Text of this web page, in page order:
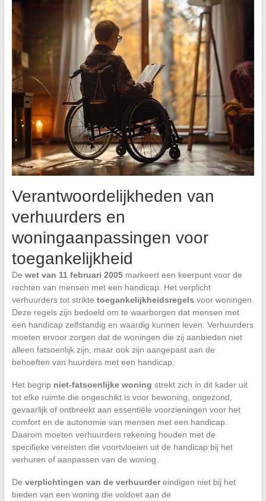
Verantwoordelijkheden van
verhuurders en
woningaanpassingen voor
toegankelijkheid
De wet van 11 februari 2005markeert een keerpunt voor de
rechten van mensen met een handicap. Het verplicht
verhuurders tot strikte toegankelijkheidsregels voor woningen.
Deze regels zijn bedoeld om te waarborgen dat mensen met
een handicap zelfstandig en waardig kunnen leven. Verhuurders
moeten ervoor zorgen dat de woningen die zij aanbieden niet
alleen fatsoenlijk zijn, maar ook zijn aangepast aan de
behoeften van huurders met een handicap.
Het begrip niet-fatsoenlijke woning strekt zich in dit kader uit
tot elke ruimte die ongeschikt is voor bewoning, ongezond,
gevaarlijk of ontbreekt aan essentiële voorzieningen voor het
comfort en de autonomie van mensen met een handicap.
Daarom moeten verhuurders rekening houden met de
specifieke vereisten die voortvloeien uit de handicap bij het
verhuren of aanpassen van de woning.
De verplichtingen van de verhuurdereindigen niet bij het
bieden van een woning die voldoet aan de